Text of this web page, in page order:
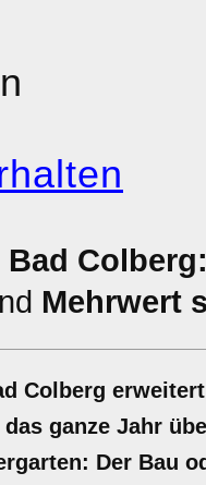
Colberg:
Mehrwert
Colberg
ganze Jahr
Der Bau